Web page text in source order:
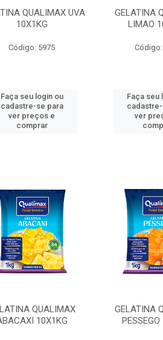
QUALIMAX UVA
10X1KG
Código: 5975
Faça seu login ou
cadastre-se para
ver preços e
comprar
GELATINA
LIMAO
Faça seu
ver
QUALIMAX
10X1KG
GELATINA